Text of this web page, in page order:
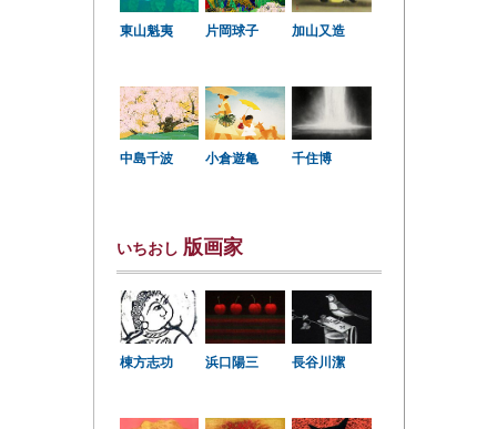
東山魁夷 片岡球子 加山又造
中島千波 小倉遊亀 千住博
いちおし 版画家
棟方志功 浜口陽三 長谷川潔